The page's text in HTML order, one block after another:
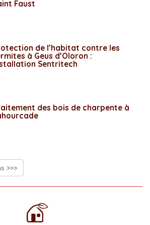
Faust
de l’habitat contre les
à Geus d’Oloron :
Sentritech
des bois de charpente à
>>>